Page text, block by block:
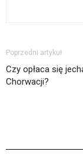
Poprzedni artykuł
Czy opłaca się
Chorwacji?